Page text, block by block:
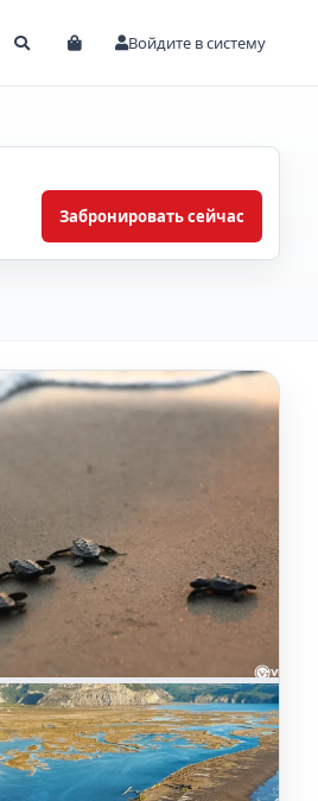
Войдите в систему
Забронировать сейчас